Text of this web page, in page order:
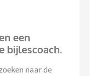
een
bijlescoach.
naar de